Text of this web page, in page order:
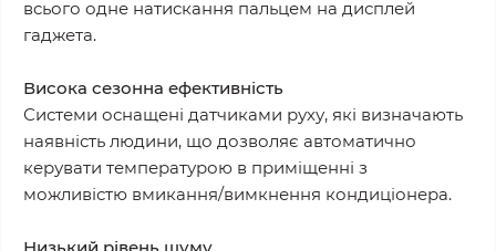
всього одне натискання пальцем на дисплей
гаджета.
Висока сезонна ефективність
Системи оснащені датчиками руху, які визначають
наявність людини, що дозволяє автоматично
керувати температурою в приміщенні з
можливістю вмикання/вимкнення кондиціонера.